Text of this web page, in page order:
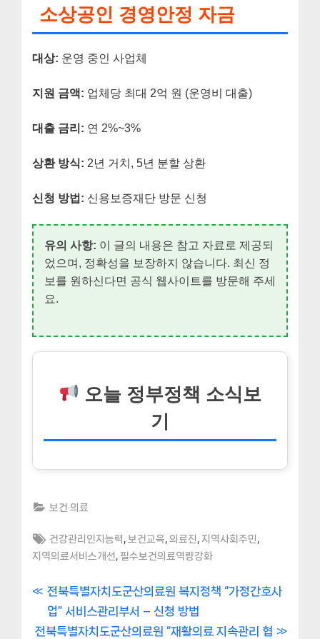
소상공인 경영안정 자금
대상: 운영 중인 사업체
지원 금액: 업체당 최대 2억 원 (운영비 대출)
대출 금리: 연 2%~3%
상환 방식: 2년 거치, 5년 분할 상환
신청 방법: 신용보증재단 방문 신청
유의 사항: 이 글의 내용은 참고 자료로 제공되
었으며, 정확성을 보장하지 않습니다. 최신 정
보를 원하신다면 공식 웹사이트를 방문해 주세
요.
오늘 정부정책 소식보
기
보건·의료
Tags:
건강관리인지능력 보건교육 의료진 지역사회주민
지역의료서비스개선 필수보건의료역량강화
글
내
P
r
e
전북특별자치도군산의료원 복지정책 “가정간호사
업” 서비스관리부서 – 신청 방법
N
전북특별자치도군산의료원 “재활의료 지속관리 협